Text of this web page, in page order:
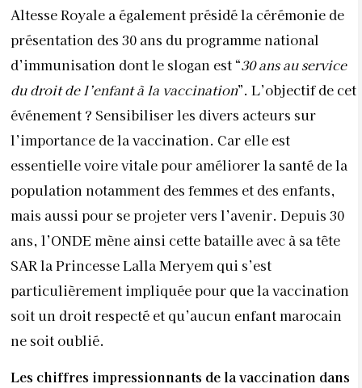
Altesse Royale a également présidé la cérémonie de
présentation des 30 ans du programme national
d’immunisation dont le slogan est “30 ans au service
du droit de l’enfant à la vaccination”. L’objectif de cet
événement ? Sensibiliser les divers acteurs sur
l’importance de la vaccination. Car elle est
essentielle voire vitale pour améliorer la santé de la
population notamment des femmes et des enfants,
mais aussi pour se projeter vers l’avenir. Depuis 30
ans, l’ONDE mène ainsi cette bataille avec à sa tête
SAR la Princesse Lalla Meryem qui s’est
particulièrement impliquée pour que la vaccination
soit un droit respecté et qu’aucun enfant marocain
ne soit oublié.
Les chiffres impressionnants de la vaccination dans